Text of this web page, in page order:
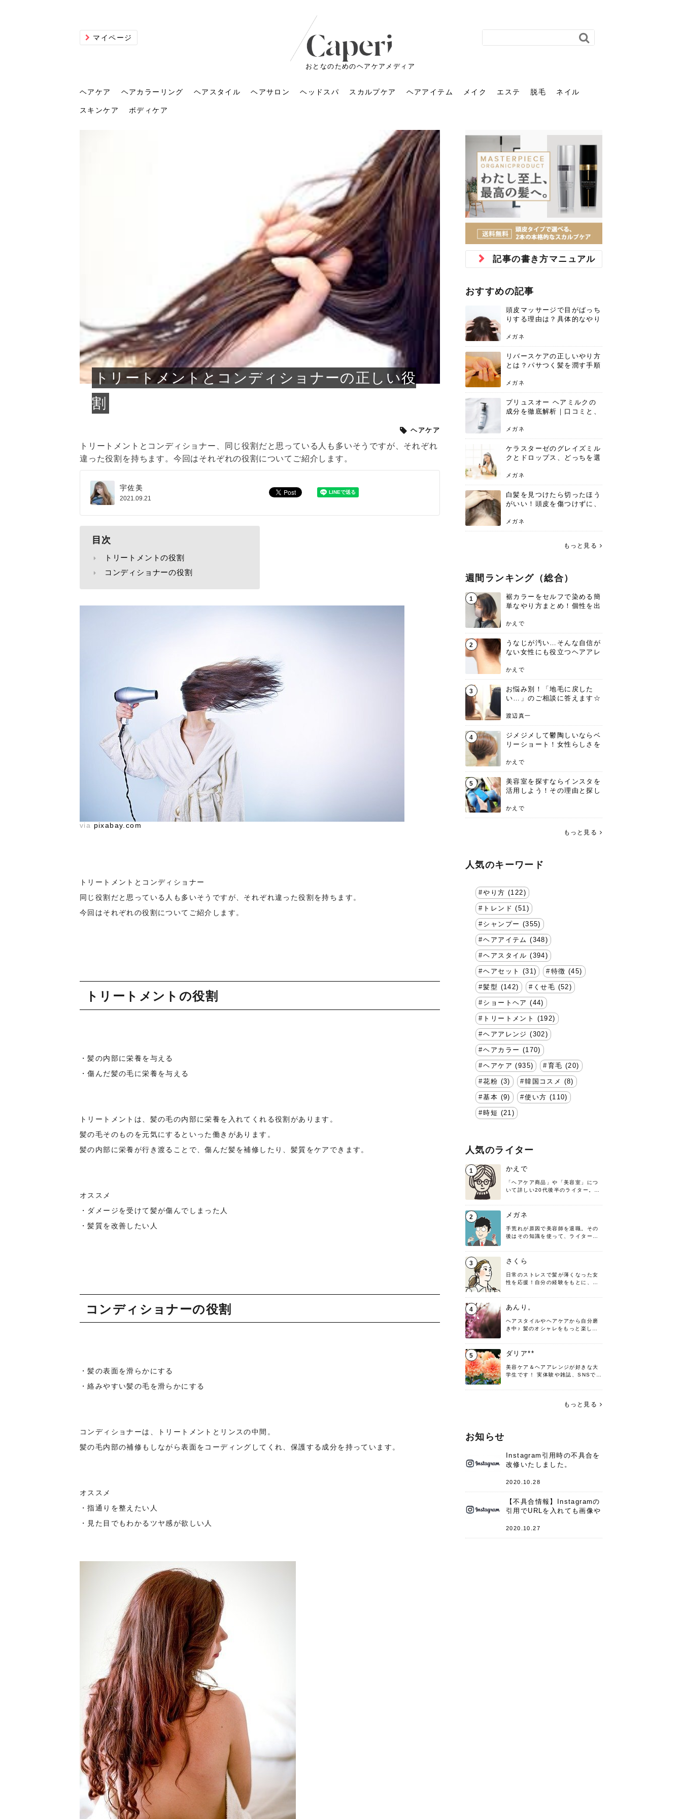
マイページ
おとなのためのヘアケアメディア
ヘアケア
トリートメントの付け方で
仕上がりが変わる｜効かな
トリートメントの付け方で仕上がりは
大きく変わります。今回は、毛先中心
の塗り...
メガネ
朝の5分が変わる！寝癖がつ
かない予防方法と時短寝癖
直し...
新生活シーズン、朝の身支度を少しで
も短くしたい人は多いはず。じつは寝
癖は、...
かえで
花粉で髪がパサパサするの
はなぜ？原因と落とし方・
防ぎ方を紹介
広がる、手触りが悪いと感じた経験は
もっと見る
ヘアカラーリング
髪のくすみが気になる人
へ！2026春トレンドの明る
2026春のトレンドカラーは明るめのく
すみカラーです。ただし、髪がすでに
さくら
ツヤと透明感で垢抜ける！
自然なヘアカラーで作る
「きれい...
職場で浮かない落ち着いたトーンにし
たいけれど、どこか垢抜けた印象にし
たいと...
さくら
肌に合う髪色、どう見つけ
る？「イエベ」「ブルベ」
診断と...
らったのに、家に帰って鏡を見たら、
もっと見る
ヘアスタイル
2026年のショートウルフ最
新トレンドとは？ナチュラ
2026年のショートウルフは、ナチュラ
ルでエアリーな仕上がりが今っぽい正
かえで
ルーズウェーブとは？2026
年の注目スタイルと長さ別
の...
2026年はレイヤーカットを使った髪型
のトレンドと重なり、ルーズウェーブ
ヘ...
かえで
40代のパーマがダレる原因
とは？自宅でできる復活術
と長...
ールがダレてしまったと感じている方
もっと見る
ヘアサロン
美容室に行くのが恥ずかし
い？髪質の変化に気づいた
しばらく美容室に行けていないし、そ
ろそろ髪型を変えて気分転換したいと
思って...
メガネ
お気に入りのお店が倒産し
た後の美容室の探し方！失
敗しに...
美容室を倒産する数が増えているとい
うニュースがありました。もともと美
容室の...
かえで
前髪を薄くするための美容
院の頼み方とは？失敗しな
いため...
だと思っている人は、前髪を早く変え
もっと見る
ヘッドスパ
ヘッドスパの落とし穴！知
らないと損する真実
ヘッドスパは、頭皮の汚れを落として
血行を促進し、リラックス効果や美髪
頭皮を刺激してお顔のリフ
トアップ♪毎日こつこつカン
タン小顔☆
毎日のちょっとした習慣で小顔は作れ
る！頭のこりをほぐしてフェイスライ
ンのリ...
chicca
ヘッドスパで頭皮をケアし
よう！ヘッドスパの効果と
おすすめの人
アもせずに放っておくとダメージが蓄
もっと見る
スカルプケア
髪を育てるには？毎日の洗
い方と生活習慣を見直す基
髪をきれいに育てるには高価なアイテ
ムを増やす前に、洗い方や乾かし方、
頭皮の...
さくら
頭皮マッサージで目がぱっ
ちりする理由は？具体的な
やり方...
目元の印象を左右するのは目そのもの
ではなく、頭皮の状態かもしれませ
ん。以下...
メガネ
ストレスで髪の毛はどう変
わる？抜け毛・パサつきの
原因と...
や、抜け毛が増えたと悩んでいる方
は、スト...
もっと見る
ヘアアイテム
発酵エキスシャンプーって
何がいいの？無印良品など
スキンケアで人気の発酵成分が、シャ
ンプーにも広がっています。無印良品
などの...
さくら
アイロンが苦手でも大丈
夫！ブラッシング感覚で使
えるヘア...
ヘアアイロンを使うのが苦手、火傷が
怖いと感じている方はいないでしょう
か？そ...
さくら
40代の髪を悩みに最適！韓
国発「ダリーフ」でヘアセ
ット...
思っていないでしょうか？ダリーフの
もっと見る
メイク
ミニマリストのメイク術｜
少ないアイテムで「自分ら
「たくさんのコスメを持っているの
に、実際に使っているのはいつも同じ
ものばか...
あおい
V3ファンデーションは危な
い？針の仕組み・全4種比
較・...
メイクをしている時間も、スキンケア
の時間に変えるという発想から生まれ
たのが...
あかり
「おしゃれ」と「身だしな
み」は違う。相手に信頼感
を与え...
識するのが「身だしなみ」です。特に
もっと見る
エステ
針で小顔を目指す！美容鍼
の効果と後悔しない選び方
フェイスラインをすっきりさせたいと
いうお悩みを抱えている方はいないで
しょう...
あかり
リンパマッサージと経絡マ
ッサージの違いとは？効果
と、自...
サロンのメニューを見ていると、「リ
ンパマッサージ」の他に「経絡マッサ
ージ」...
あかり
エステの勧誘が怖い人へ。
断ることは悪くない。自分
を守る...
験エステに行ってみたいけど、『押し
もっと見る
脱毛
化粧ノリが変わる「顔脱
毛」。4つのメリットと、始
顔の産毛をカミソリで剃って、毛抜き
で抜くなど、日々の自己処理を手間に
感じて...
あおい
子供の脱毛、日焼け肌はN
G？親子で学ぶ、安心・安全
なエ...
「ムダ毛が気になる」とお子さんが悩
んでいる姿を見て、エステ脱毛を検討
し始め...
あおい
「今さら」なんて言わせな
い。40代のVIO・顔脱毛、
賢...
とが気になり始めたけど、「今から脱
もっと見る
ネイル
2026年運気アップネイルガ
イドを公開！幸運を呼ぶ色
最近、なんとなく運気が停滞している
気がすると悩んでいないでしょうか？
じつは...
あおい
そのネイル、本当に似合っ
てる？指先をきれいに見え
るのは...
SNSや雑誌で見かけた素敵なネイルデ
ザインを、いざ自分の爪に試してみた
ら、...
さな
オフィスネイルでも「キラ
キラ」はOK？派手に見えな
い上...
を見て、気分が上がるという心ときめ
もっと見る
スキンケア
急に小じわが増えた？原因
と種類の見分け方＆自宅で
できる...
ふと鏡を見て、急に小じわが増えたと
落ち込んでいないでしょうか？じつは
その原...
あおい
ルルルン ハイドラのどれが
良い？その違いは？PDRN
や...
ルルルン ハイドラシリーズを使いたい
けれど、種類が多くてどれを選べばい
いか...
さな
ジュベルック スキンの効果
とは？毛穴・ニキビ跡への
変化...
ニキビ跡の凸凹をどうにかしたいと、
ゆい
もっと見る
ボディケア
人の手ならではの痩身効
果。オールハンドエステの
魅力と、...
痩身エステと一言で言っても、最新の
機器を使ったものから、昔ながらの手
技によ...
あかり
その医療ダイエット、後悔
しませんか？失敗する人の
共通点...
医師の管理のもと、科学的根拠に基づ
いて行う「医療ダイエット」は、自己
流のダ...
さな
本気の痩身と体質改善に。
アーユルヴェーダに基づく
「イン...
自己流のダイエットではなかなか落ち
さな
もっと見る
トリートメントとコンディショナーの正しい役
割
ヘアケア
トリートメントとコンディショナー、同じ役割だと思っている人も多いそうですが、それぞれ
違った役割を持ちます。今回はそれぞれの役割についてご紹介します。
宇佐美
2021.09.21
目次
トリートメントの役割
コンディショナーの役割
via pixabay.com
トリートメントとコンディショナー
同じ役割だと思っている人も多いそうですが、それぞれ違った役割を持ちます。
今回はそれぞれの役割についてご紹介します。
トリートメントの役割
・髪の内部に栄養を与える
・傷んだ髪の毛に栄養を与える
トリートメントは、髪の毛の内部に栄養を入れてくれる役割があります。
髪の毛そのものを元気にするといった働きがあります。
髪の内部に栄養が行き渡ることで、傷んだ髪を補修したり、髪質をケアできます。
オススメ
・ダメージを受けて髪が傷んでしまった人
・髪質を改善したい人
コンディショナーの役割
・髪の表面を滑らかにする
・絡みやすい髪の毛を滑らかにする
コンディショナーは、トリートメントとリンスの中間。
髪の毛内部の補修もしながら表面をコーディングしてくれ、保護する成分を持っています。
オススメ
・指通りを整えたい人
・見た目でもわかるツヤ感が欲しい人
記事の書き方マニュアル
おすすめの記事
頭皮マッサージで目がぱっち
りする理由は？具体的なやり
メガネ
リバースケアの正しいやり方
とは？パサつく髪を潤す手順
メガネ
プリュスオー ヘアミルクの
成分を徹底解析｜口コミと、
説
メガネ
ケラスターゼのグレイズミル
クとドロップス、どっちを選
使いのメリット
メガネ
白髪を見つけたら切ったほう
がいい！頭皮を傷つけずに、
メガネ
もっと見る
週間ランキング（総合）
1
裾カラーをセルフで染める簡
単なやり方まとめ！個性を出
かえで
2
うなじが汚い…そんな自信が
ない女性にも役立つヘアアレ
かえで
3
お悩み別！「地毛に戻した
い…」のご相談に答えます☆
渡辺真一
4
ジメジメして鬱陶しいならベ
リーショート！女性らしさを
かえで
5
美容室を探すならインスタを
活用しよう！その理由と探し
かえで
もっと見る
人気のキーワード
やり方 (122)
トレンド (51)
シャンプー (355)
ヘアアイテム (348)
ヘアスタイル (394)
ヘアセット (31) 特徴 (45)
髪型 (142) くせ毛 (52)
ショートヘア (44)
トリートメント (192)
ヘアアレンジ (302)
ヘアカラー (170)
ヘアケア (935) 育毛 (20)
花粉 (3) 韓国コスメ (8)
基本 (9) 使い方 (110)
時短 (21)
人気のライター
1 かえで
「ヘアケア商品」や「美容室」につ
いて詳しい20代後半のライター。楽
す！
2 メガネ
手荒れが原因で美容師を退職。その
後はその知識を使って、ライターと
髪の知識をわかりやすく紹介しま
す！
3 さくら
日常のストレスで髪が薄くなった女
性を応援！自分の経験をもとに、執
4 あんり。
ヘアスタイルやヘアケアから自分磨
き中♪ 髪のオシャレをもっと楽しめ
♡ 役立つ情報をお届けできるように
頑張ります！よろしくお願いしま
5 ダリア**
美容ケア＆ヘアアレンジが好きな大
学生です！ 実体験や雑誌、SNSで知
す。 これからよろしくお願いします
もっと見る
お知らせ
Instagram引用時の不具合を
改修いたしました。
2020.10.28
【不具合情報】Instagramの
引用でURLを入れても画像や
件
2020.10.27